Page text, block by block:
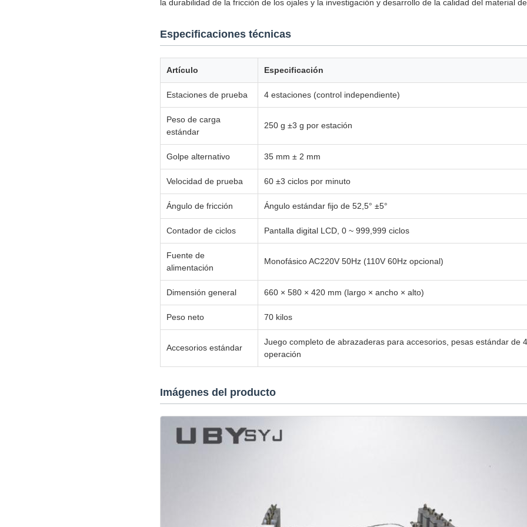
la durabilidad de la fricción de los ojales y la investigación y desarrollo de la calidad del material
Especificaciones técnicas
Artículo Especificación
Estaciones de prueba 4 estaciones (control independiente)
Peso de carga
estándar
250 g ±3 g por estación
Golpe alternativo 35 mm ± 2 mm
Velocidad de prueba 60 ±3 ciclos por minuto
Ángulo de fricción Ángulo estándar fijo de 52,5° ±5°
Contador de ciclos Pantalla digital LCD, 0 ~ 999,999 ciclos
Fuente de
alimentación
Monofásico AC220V 50Hz (110V 60Hz opcional)
Dimensión general 660 × 580 × 420 mm (largo × ancho × alto)
Peso neto 70 kilos
Accesorios estándar
Juego completo de abrazaderas para accesorios, pesas estándar de
operación
Imágenes del producto